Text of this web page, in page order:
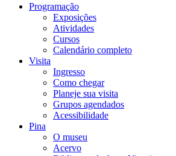
Programação
Exposições
Atividades
Cursos
Calendário completo
Visita
Ingresso
Como chegar
Planeje sua visita
Grupos agendados
Acessibilidade
Pina
O museu
Acervo